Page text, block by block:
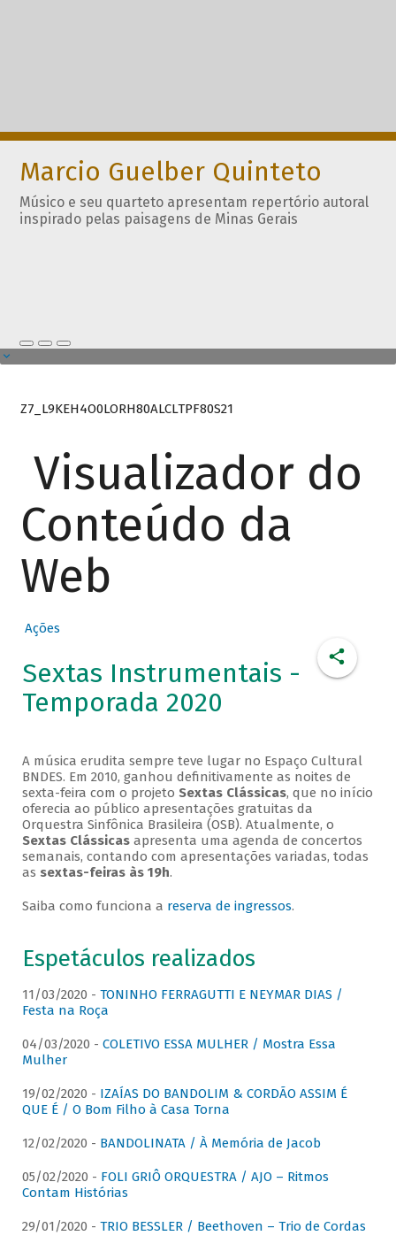
Marcio Guelber Quinteto
Músico e seu quarteto apresentam repertório autoral
inspirado pelas paisagens de Minas Gerais
Z7_L9KEH4O0LORH80ALCLTPF80S21
Visualizador do
Conteúdo da
Web
Ações
Sextas Instrumentais -
Temporada 2020
A música erudita sempre teve lugar no Espaço Cultural
BNDES. Em 2010, ganhou definitivamente as noites de
sexta-feira com o projeto Sextas Clássicas, que no início
oferecia ao público apresentações gratuitas da
Orquestra Sinfônica Brasileira (OSB). Atualmente, o
Sextas Clássicasapresenta uma agenda de concertos
semanais, contando com apresentações variadas, todas
as sextas-feiras às 19h.
Saiba como funciona a reserva de ingressos.
Espetáculos realizados
11/03/2020 - TONINHO FERRAGUTTI E NEYMAR DIAS /
Festa na Roça
04/03/2020 - COLETIVO ESSA MULHER / Mostra Essa
Mulher
19/02/2020 - IZAÍAS DO BANDOLIM & CORDÃO ASSIM É
QUE É / O Bom Filho à Casa Torna
12/02/2020 - BANDOLINATA / À Memória de Jacob
05/02/2020 - FOLI GRIÔ ORQUESTRA / AJO – Ritmos
Contam Histórias
29/01/2020 - TRIO BESSLER / Beethoven – Trio de Cordas